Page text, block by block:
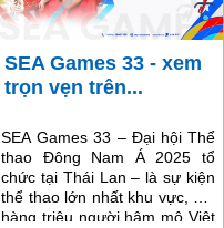
SEA Games 33 - xem
trọn vẹn trên...
SEA Games 33 – Đại hội Thể
thao Đông Nam Á 2025 tổ
chức tại Thái Lan – là sự kiện
thể thao lớn nhất khu vực, nơi
hàng triệu người hâm mộ Việt